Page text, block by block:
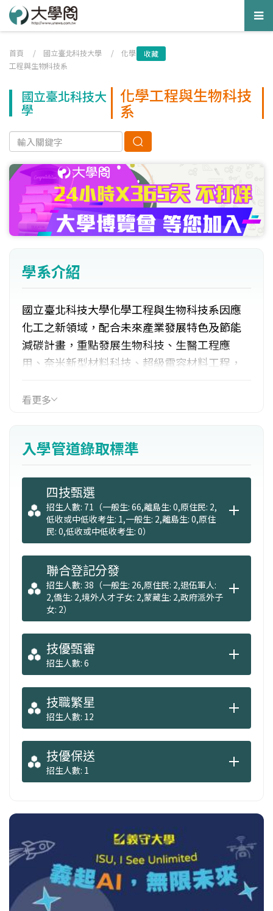
首頁 / 國立臺北科技大學 / 化學
工程與生物科技系
收藏
國立臺北科技大
學
化學工程與生物科技
系
學系介紹
國立臺北科技大學化學工程與生物科技系因應
化工之新領域，配合未來產業發展特色及節能
減碳計畫，重點發展生物科技、生醫工程應
用、奈米新型材料科技、超級電容材料工程，
序、清潔生產、新穎太陽能能源科技、燃料電
看更多
入學管道錄取標準
四技甄選
招生人數: 71（一般生: 66,離島生: 0,原住民: 2,
低收或中低收考生: 1,一般生: 2,離島生: 0,原住
民: 0,低收或中低收考生: 0）
聯合登記分發
招生人數: 38（一般生: 26,原住民: 2,退伍軍人:
2,僑生: 2,境外人才子女: 2,蒙藏生: 2,政府派外子
女: 2）
技優甄審
招生人數: 6
技職繁星
招生人數: 12
技優保送
招生人數: 1